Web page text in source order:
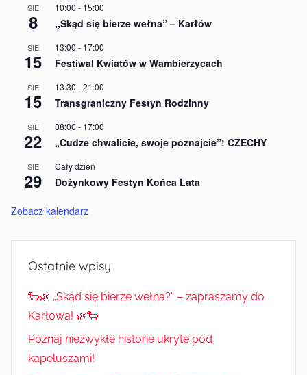
SIE
8
10:00 - 15:00
,,Skąd się bierze wełna” – Karłów
SIE
15
13:00 - 17:00
Festiwal Kwiatów w Wambierzycach
SIE
15
13:30 -21:00
Transgraniczny Festyn Rodzinny
SIE
22
08:00 - 17:00
„Cudze chwalicie, swoje poznajcie”! CZECHY
SIE
29
Cały dzień
Dożynkowy Festyn Końca Lata
Zobacz kalendarz
Ostatnie wpisy
🐑🌿 „Skąd się bierze wełna?” – zapraszamy do
Karłowa! 🌿🐑
Poznaj niezwykłe historie ukryte pod
kapeluszami!